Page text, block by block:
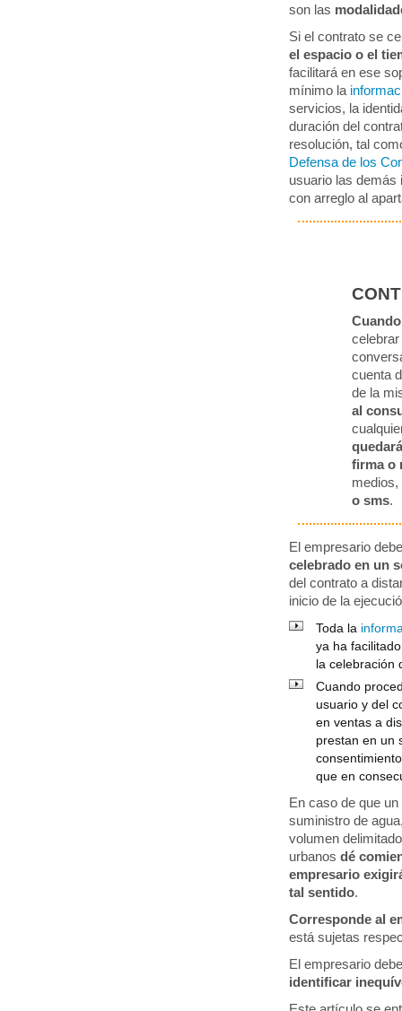
son las
Si el contrato se
el espacio o el
facilitará en ese
mínimo la
servicios, la
duración del
resolución, tal
Defensa de los
usuario las
con arreglo al
cuenta
de la
al
firma o
medios,
o sms.
El empresario
celebrado en un
del contrato a
inicio de la
Toda la
ya ha
la celebración
Cuando
usuario y del
en ventas a
prestan en un
que en
En caso de que
suministro de
volumen
urbanosdé
empresario
tal sentido.
Corresponde al
está sujetas
El empresario
identificar